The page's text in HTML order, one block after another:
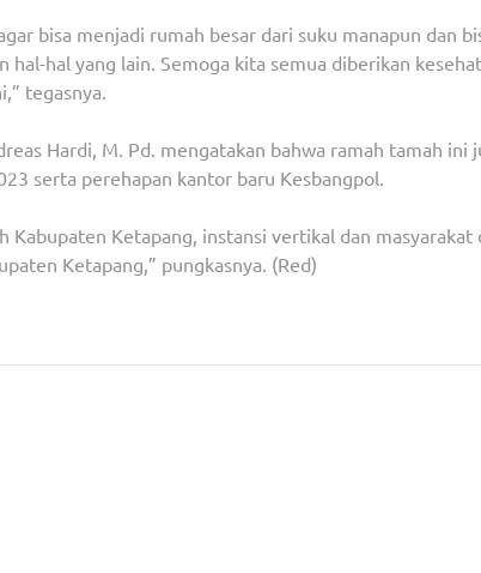
bisa menjadi rumah besar dari suku manapun dan
hal yang lain. Semoga kita semua diberikan
tegasnya.
Hardi, M. Pd. mengatakan bahwa ramah tamah ini
serta perehapan kantor baru Kesbangpol.
Kabupaten Ketapang, instansi vertikal dan masyarakat
Ketapang,” pungkasnya. (Red)